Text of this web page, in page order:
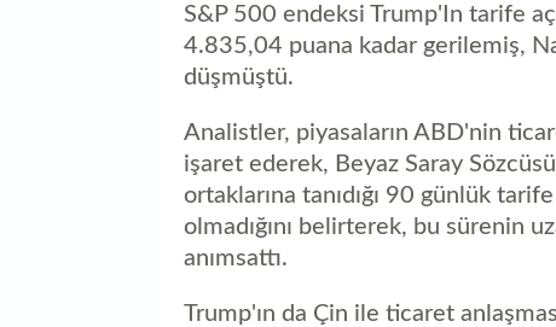
S&P 500 endeksi Trump'In tarife
4.835,04 puana kadar gerilemiş,
düşmüştü.
Analistler, piyasaların ABD'nin
işaret ederek, Beyaz Saray
ortaklarına tanıdığı 90 günlük
olmadığını belirterek, bu sürenin
anımsattı.
Trump'ın da Çin ile ticaret